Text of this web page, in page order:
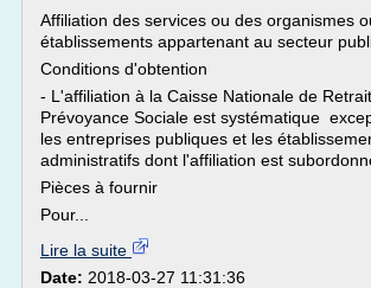
Affiliation des services ou des organismes
établissements appartenant au secteur
Conditions d'obtention
- L'affiliation à la Caisse Nationale de
Prévoyance Sociale est systématique
les entreprises publiques et les
administratifs dont l'affiliation est
Pièces à fournir
Pour...
Lire la suite
Date: 2018-03-27 11:31:36